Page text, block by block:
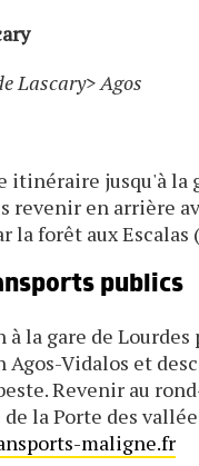
Lascary> Agos
itinéraire jusqu'à la
revenir en arrière
la forêt aux Escalas
publics
la gare de Lourdes
Agos-Vidalos et
Revenir au
la Porte des
maligne.fr